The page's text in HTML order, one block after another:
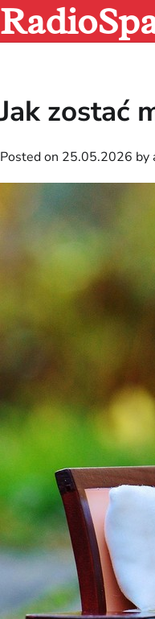
Skip
to
content
Jak zostać
Posted on 25.05.2026 by